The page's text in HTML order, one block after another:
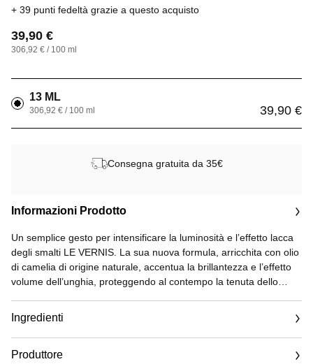
39 punti fedeltà grazie a questo acquisto
39,90 €
306,92 € / 100 ml
13 ML
39,90 €
306,92 € / 100 ml
Consegna gratuita da 35€
Informazioni Prodotto
Un semplice gesto per intensificare la luminosità e l’effetto lacca
degli smalti LE VERNIS. La sua nuova formula, arricchita con olio
di camelia di origine naturale, accentua la brillantezza e l’effetto
volume dell’unghia, proteggendo al contempo la tenuta dello
Ingredienti
Produttore